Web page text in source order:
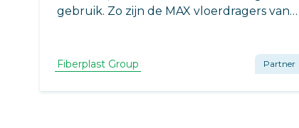
gebruik. Zo zijn de MAX vloerdragers van
composiet terrassen.
Fiberplast Group Partner